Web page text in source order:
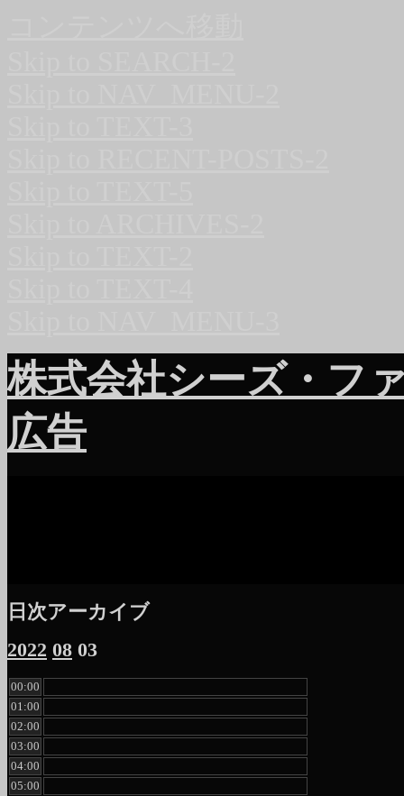
株式会社シーズ・フ
広告
日次アーカイブ
2022 08 03
00:00
01:00
02:00
03:00
04:00
05:00